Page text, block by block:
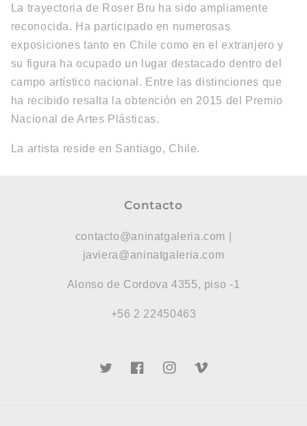
La trayectoria de Roser Bru ha sido ampliamente
reconocida. Ha participado en numerosas
exposiciones tanto en Chile como en el extranjero y
su figura ha ocupado un lugar destacado dentro del
campo artístico nacional. Entre las distinciones que
ha recibido resalta la obtención en 2015 del Premio
Nacional de Artes Plásticas.
La artista reside en Santiago, Chile.
Contacto
contacto@aninatgaleria.com |
javiera@aninatgaleria.com
Alonso de Cordova 4355, piso -1
+56 2 22450463
TwitterFacebookInstagramVimeo